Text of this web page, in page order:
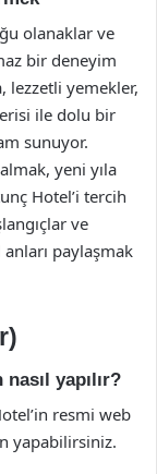
olanaklar ve
bir deneyim
lezzetli yemekler,
ile dolu bir
sunuyor.
yeni yıla
Hotel’i tercih
ve
paylaşmak
yapılır?
resmi web
yapabilirsiniz.